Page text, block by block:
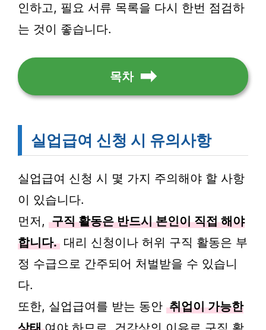
인하고, 필요 서류 목록을 다시 한번 점검하
는 것이 좋습니다.
목차
실업급여 신청 시 유의사항
실업급여 신청 시 몇 가지 주의해야 할 사항
이 있습니다.
먼저, 구직 활동은 반드시 본인이 직접 해야
합니다. 대리 신청이나 허위 구직 활동은 부
정 수급으로 간주되어 처벌받을 수 있습니
다.
또한, 실업급여를 받는 동안 취업이 가능한